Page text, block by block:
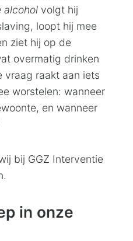
alcohol volgt hij
loopt hij mee
ziet hij op de
overmatig drinken
vraag raakt aan iets
worstelen: wanneer
en wanneer
bij GGZ Interventie
in onze